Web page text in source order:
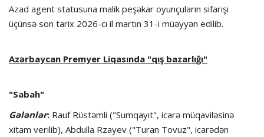
Azad agent statusuna malik peşəkar oyunçuların sifarişi
üçünsə son tarix 2026-cı il martın 31-i müəyyən edilib.
Azərbaycan Premyer Liqasında "qış bazarlığı"
"Sabah"
Gələnlər: Rauf Rüstəmli ("Sumqayıt", icarə müqaviləsinə
xitam verilib), Abdulla Rzayev ("Turan Tovuz", icarədən